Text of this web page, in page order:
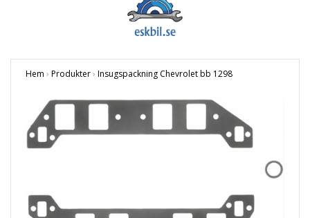
Hem › Produkter› Insugspackning Chevrolet bb 1298